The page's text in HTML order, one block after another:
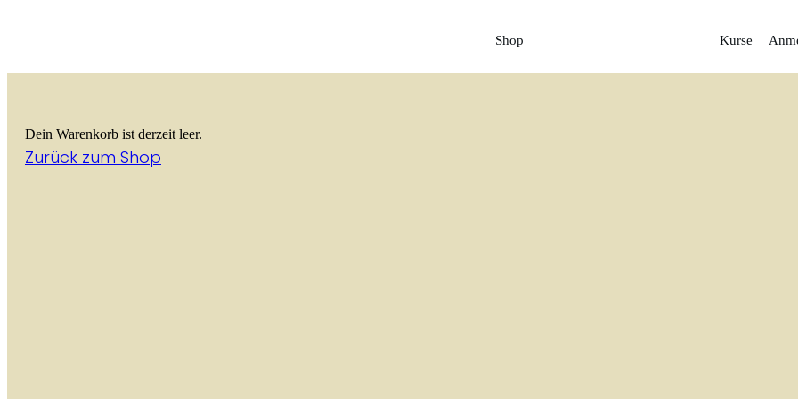
Shop Kurse
Dein Warenkorb ist derzeit leer.
Zurück zum Shop